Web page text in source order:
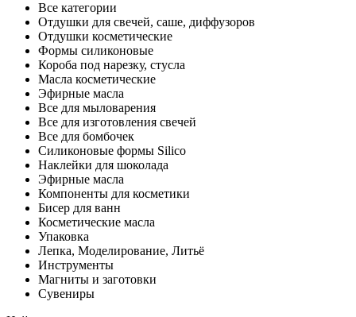
Все категории
Отдушки для свечей, саше, диффузоров
Отдушки косметические
Формы силиконовые
Короба под нарезку, стусла
Масла косметические
Эфирные масла
Все для мыловарения
Все для изготовления свечей
Все для бомбочек
Силиконовые формы Silico
Наклейки для шоколада
Эфирные масла
Компоненты для косметики
Бисер для ванн
Косметические масла
Упаковка
Лепка, Моделирование, Литьё
Инструменты
Магниты и заготовки
Сувениры